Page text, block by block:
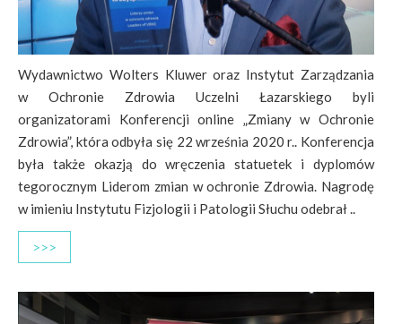
Wydawnictwo Wolters Kluwer oraz Instytut Zarządzania
w Ochronie Zdrowia Uczelni Łazarskiego byli
organizatorami Konferencji online „Zmiany w Ochronie
Zdrowia”, która odbyła się 22 września 2020 r.. Konferencja
była także okazją do wręczenia statuetek i dyplomów
tegorocznym Liderom zmian w ochronie Zdrowia. Nagrodę
w imieniu Instytutu Fizjologii i Patologii Słuchu odebrał ..
>>>